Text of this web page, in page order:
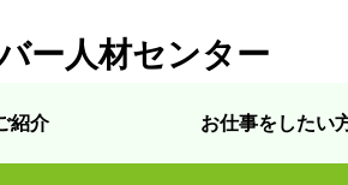
ー人材センター
紹介 お仕事をしたい